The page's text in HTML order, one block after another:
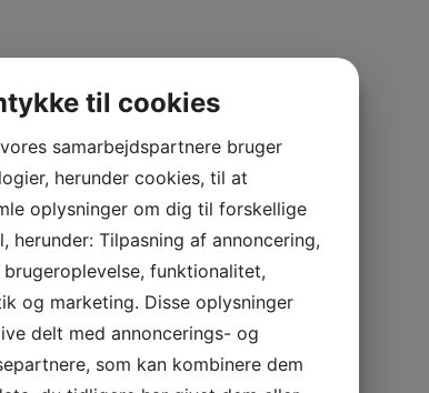
til cookies
samarbejdspartnere bruger
herunder cookies, til at
oplysninger om dig til forskellige
herunder: Tilpasning af annoncering,
brugeroplevelse, funktionalitet,
og marketing. Disse oplysninger
delt med annoncerings- og
som kan kombinere dem